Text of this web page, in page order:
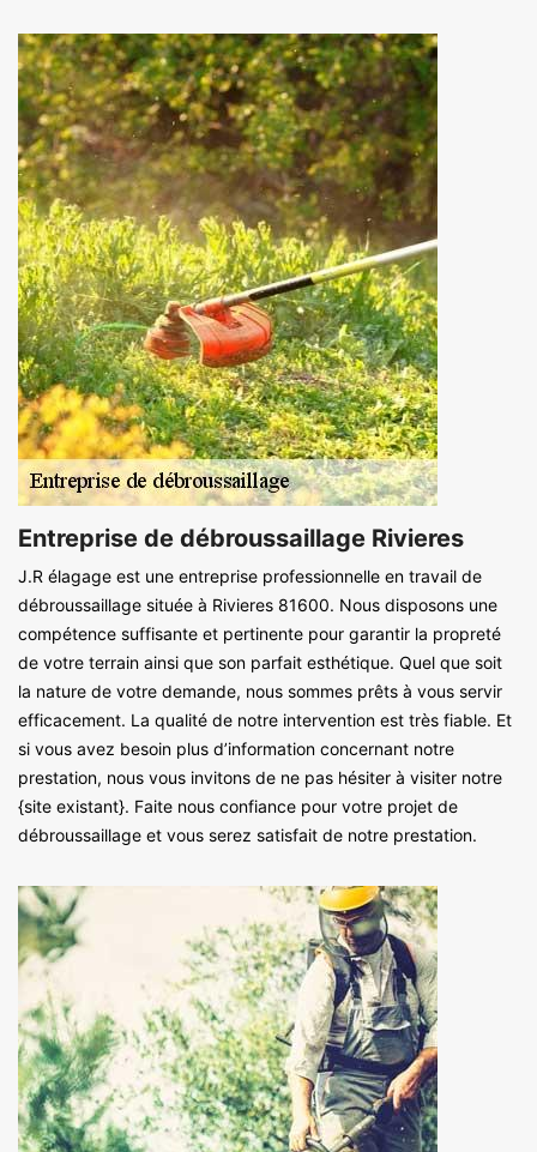
Entreprise de débroussaillage Rivieres
J.R élagage est une entreprise professionnelle en travail de
débroussaillage située à Rivieres 81600. Nous disposons une
compétence suffisante et pertinente pour garantir la propreté
de votre terrain ainsi que son parfait esthétique. Quel que soit
la nature de votre demande, nous sommes prêts à vous servir
efficacement. La qualité de notre intervention est très fiable. Et
si vous avez besoin plus d’information concernant notre
prestation, nous vous invitons de ne pas hésiter à visiter notre
{site existant}. Faite nous confiance pour votre projet de
débroussaillage et vous serez satisfait de notre prestation.